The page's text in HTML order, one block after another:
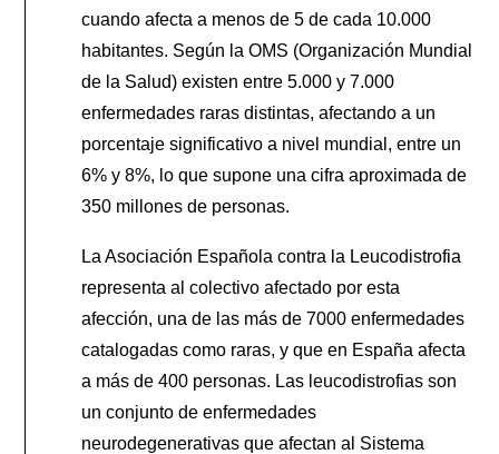
cuando afecta a menos de 5 de cada 10.000
habitantes. Según la OMS (Organización Mundial
de la Salud) existen entre 5.000 y 7.000
enfermedades raras distintas, afectando a un
porcentaje significativo a nivel mundial, entre un
6% y 8%, lo que supone una cifra aproximada de
350 millones de personas.
La Asociación Española contra la Leucodistrofia
representa al colectivo afectado por esta
afección, una de las más de 7000 enfermedades
catalogadas como raras, y que en España afecta
a más de 400 personas. Las leucodistrofias son
un conjunto de enfermedades
neurodegenerativas que afectan al Sistema